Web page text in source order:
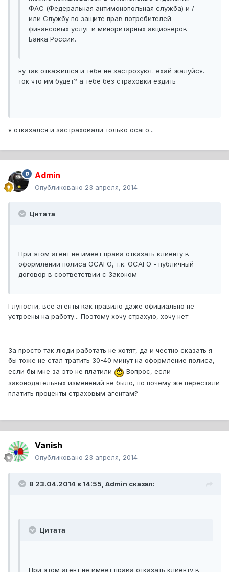
ФАС (Федеральная антимонопольная служба) и /
или Службу по защите прав потребителей
финансовых услуг и миноритарных акционеров
Банка России.
ну так откажишся и тебе не застрохуют. ехай жалуйся.
ток что им будет? а тебе без страховки ездить
я отказался и застраховали только осаго...
Admin
Опубликовано 23 апреля, 2014
Цитата
При этом агент не имеет права отказать клиенту в
оформлении полиса ОСАГО, т.к. ОСАГО - публичный
договор в соответствии с Законом
Глупости, все агенты как правило даже официально не
устроены на работу... Поэтому хочу страхую, хочу нет
За просто так люди работать не хотят, да и честно сказать я
бы тоже не стал тратить 30-40 минут на оформление полиса,
если бы мне за это не платили
Вопрос, если
законодательных изменений не было, по почему же перестали
платить проценты страховым агентам?
Vanish
Опубликовано 23 апреля, 2014
В 23.04.2014 в 14:55, Admin сказал:
Цитата
При этом агент не имеет права отказать клиенту в